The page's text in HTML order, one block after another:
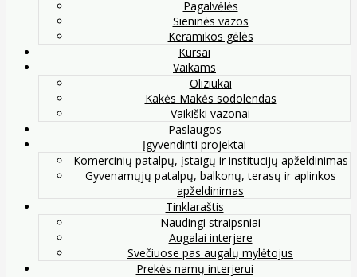
Pagalvėlės
Sieninės vazos
Keramikos gėlės
Kursai
Vaikams
Oliziukai
Kakės Makės sodolendas
Vaikiški vazonai
Paslaugos
Įgyvendinti projektai
Komercinių patalpų, įstaigų ir institucijų apželdinimas
Gyvenamųjų patalpų, balkonų, terasų ir aplinkos
apželdinimas
Tinklaraštis
Naudingi straipsniai
Augalai interjere
Svečiuose pas augalų mylėtojus
Prekės namų interjerui